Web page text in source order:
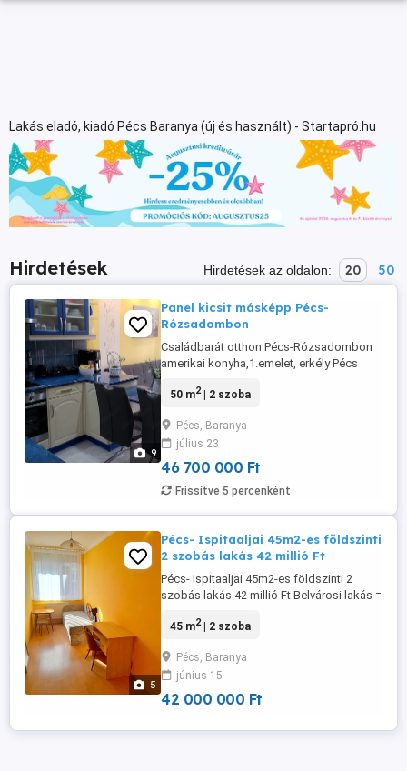
Lakás eladó, kiadó Pécs Baranya (új és használt) - Startapró.hu
Hirdetések Hirdetések az oldalon: 20 50
9
Panel kicsit másképp Pécs-
Rózsadombon
Családbarát otthon Pécs-Rózsadombon
amerikai konyha,1.emelet, erkély Pécs
50 m -es, első emeleti, erkélyes, amerikai
felújított lakás. A lakás egyik legnagyobb
előnye nemcsak a modern elrendezés és
a költözhető állapot, ...
50 m2| 2 szoba
Pécs, Baranya
július 23
46 700 000 Ft
Frissítve 5 percenként
5
Pécs- Ispitaaljai 45m2-es földszinti
2 szobás lakás 42 millió Ft
Pécs- Ispitaaljai 45m2-es földszinti 2
szobás lakás 42 millió Ft Belvárosi lakás =
Képzeld el, hogy találsz egy olyan lakást
otthon, hanem pénzügyileg is okos
döntés. Ez a 45 m -es, 2 szobás lakás
pont ilyen. A praktikus elosztás ...
45 m2| 2 szoba
Pécs, Baranya
június 15
42 000 000 Ft